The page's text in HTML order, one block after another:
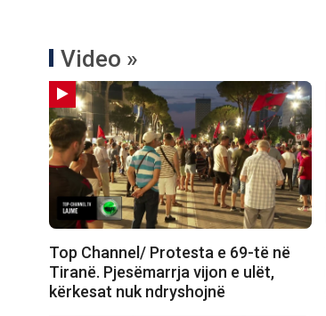
Video »
Top Channel/ Protesta e 69-të në
Tiranë. Pjesëmarrja vijon e ulët,
kërkesat nuk ndryshojnë